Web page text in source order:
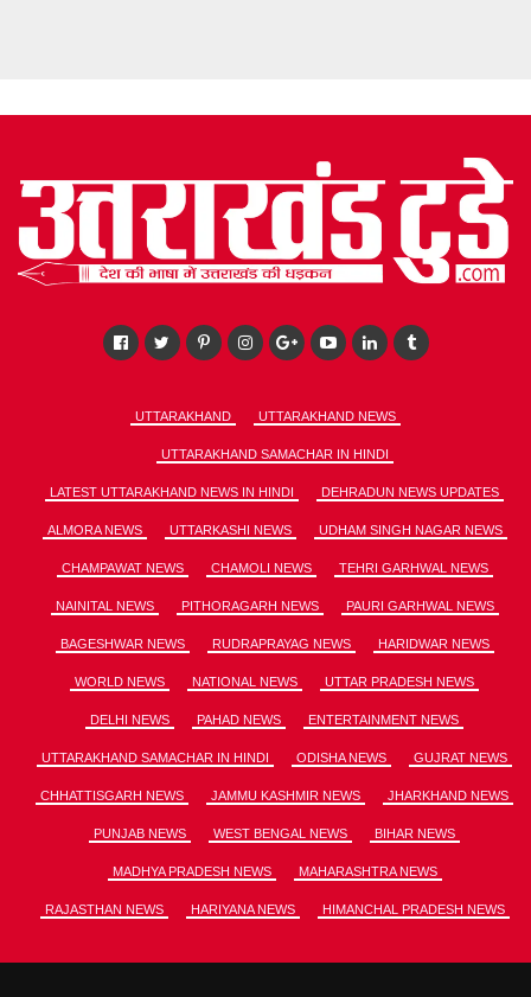
UTTARAKHAND UTTARAKHAND NEWS
UTTARAKHAND SAMACHAR IN HINDI
LATEST UTTARAKHAND NEWS IN HINDI DEHRADUN NEWS UPDATES
ALMORA NEWS UTTARKASHI NEWS UDHAM SINGH NAGAR NEWS
CHAMPAWAT NEWS CHAMOLI NEWS TEHRI GARHWAL NEWS
NAINITAL NEWS PITHORAGARH NEWS PAURI GARHWAL NEWS
BAGESHWAR NEWS RUDRAPRAYAG NEWS HARIDWAR NEWS
WORLD NEWS NATIONAL NEWS UTTAR PRADESH NEWS
DELHI NEWS PAHAD NEWS ENTERTAINMENT NEWS
UTTARAKHAND SAMACHAR IN HINDI ODISHA NEWS GUJRAT NEWS
CHHATTISGARH NEWS JAMMU KASHMIR NEWS JHARKHAND NEWS
PUNJAB NEWS WEST BENGAL NEWS BIHAR NEWS
MADHYA PRADESH NEWS MAHARASHTRA NEWS
RAJASTHAN NEWS HARIYANA NEWS HIMANCHAL PRADESH NEWS